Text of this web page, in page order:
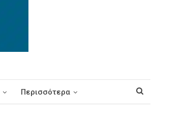
Περισσότερα